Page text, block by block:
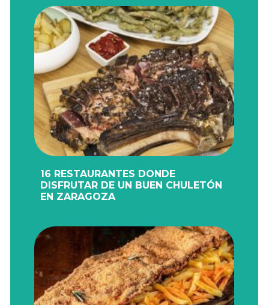
16 RESTAURANTES DONDE
DISFRUTAR DE UN BUEN CHULETÓN
EN ZARAGOZA